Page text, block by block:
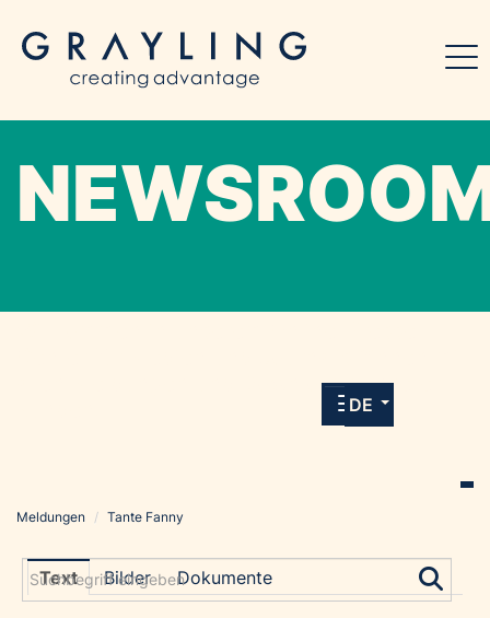
allen Meldungen und Downloads unserer
DE
Grayling Agentur
Meldungen / Tante Fanny
Text Bilder Dokumente